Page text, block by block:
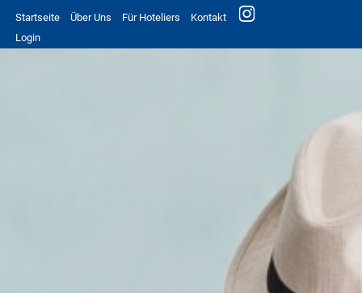
Startseite Über Uns Für Hoteliers
Kontakt
Login